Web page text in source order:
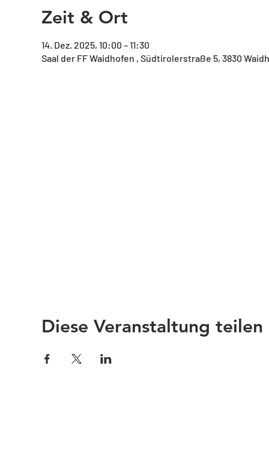
Zeit & Ort
14. Dez. 2025, 10:00 – 11:30
Saal der FF Waidhofen , Südtirolerstraße 5, 3830
Diese Veranstaltung teilen